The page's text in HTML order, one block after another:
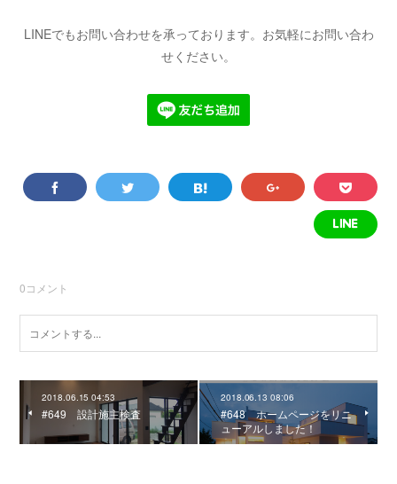
LINEでもお問い合わせを承っております。お気軽にお問い合わ
せください。
0コメント
2018.06.15 04:53
#649 設計施主検査
2018.06.13 08:06
#648 ホームページをリニ
ューアルしました！